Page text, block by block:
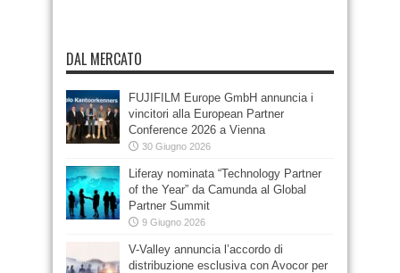
DAL MERCATO
FUJIFILM Europe GmbH annuncia i
vincitori alla European Partner
Conference 2026 a Vienna
30 Giugno 2026
Liferay nominata “Technology Partner
of the Year” da Camunda al Global
Partner Summit
9 Giugno 2026
V-Valley annuncia l’accordo di
distribuzione esclusiva con Avocor per